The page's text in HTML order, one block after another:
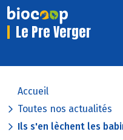
Le Pre Verger
Accueil
Toutes nos actualités
Ils s'en lèchent les